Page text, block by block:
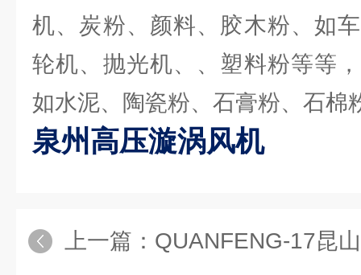
机、炭粉、颜料、胶木粉、如
轮机、抛光机、、塑料粉等等
如水泥、陶瓷粉、石膏粉、石棉
泉州高压漩涡风机
上一篇： QUANFENG-17昆